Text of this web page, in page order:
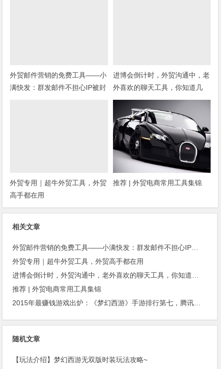
外贸邮件营销的免费工具——小
满快发：群发邮件不担心IP被封
进博会倒计时，外贸沟通中，老
外喜欢的聊天工具，你知道几
种？
外贸专用｜超牛外贸工具，外贸
高手都在用
推荐 | 外贸电商常用工具集锦
相关文章
外贸邮件营销的免费工具——小满快发：群发邮件不担心IP被封
外贸专用｜超牛外贸工具，外贸高手都在用
进博会倒计时，外贸沟通中，老外喜欢的聊天工具，你知道几种？
推荐 | 外贸电商常用工具集锦
2015年最赚钱游戏出炉：《梦幻西游》手游排行第七，腾讯总收入进前三
随机文章
【玩法介绍】梦幻西游无双版时装玩法攻略~